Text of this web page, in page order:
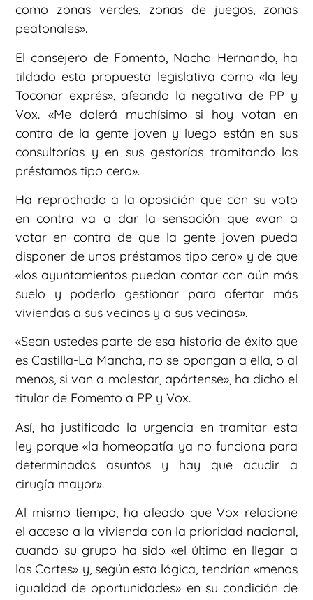
como zonas verdes, zonas de juegos, zonas
peatonales».
El consejero de Fomento, Nacho Hernando, ha
tildado esta propuesta legislativa como «la ley
Toconar exprés», afeando la negativa de PP y
Vox. «Me dolerá muchísimo si hoy votan en
contra de la gente joven y luego están en sus
consultorías y en sus gestorías tramitando los
préstamos tipo cero».
Ha reprochado a la oposición que con su voto
en contra va a dar la sensación que «van a
votar en contra de que la gente joven pueda
disponer de unos préstamos tipo cero» y de que
«los ayuntamientos puedan contar con aún más
suelo y poderlo gestionar para ofertar más
viviendas a sus vecinos y a sus vecinas».
«Sean ustedes parte de esa historia de éxito que
es Castilla-La Mancha, no se opongan a ella, o al
menos, si van a molestar, apártense», ha dicho el
titular de Fomento a PP y Vox.
Así, ha justificado la urgencia en tramitar esta
ley porque «la homeopatía ya no funciona para
determinados asuntos y hay que acudir a
cirugía mayor».
Al mismo tiempo, ha afeado que Vox relacione
el acceso a la vivienda con la prioridad nacional,
cuando su grupo ha sido «el último en llegar a
las Cortes» y, según esta lógica, tendrían «menos
igualdad de oportunidades» en su condición de